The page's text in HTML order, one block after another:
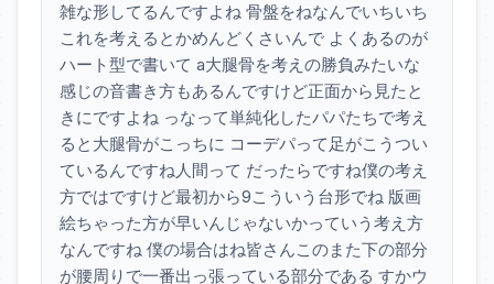
雑な形してるんですよね 骨盤をねなんでいちいち
これを考えるとかめんどくさいんで よくあるのが
ハート型で書いて a大腿骨を考えの勝負みたいな
感じの音書き方もあるんですけど正面から見たと
きにですよね っなって単純化したパパたちで考え
ると大腿骨がこっちに コーデパって足がこうつい
ているんですね人間って だったらですね僕の考え
方ではですけど最初から9こういう台形でね 版画
絵ちゃった方が早いんじゃないかっていう考え方
なんですね 僕の場合はね皆さんこのまた下の部分
が腰周りで一番出っ張っている部分である すかウ